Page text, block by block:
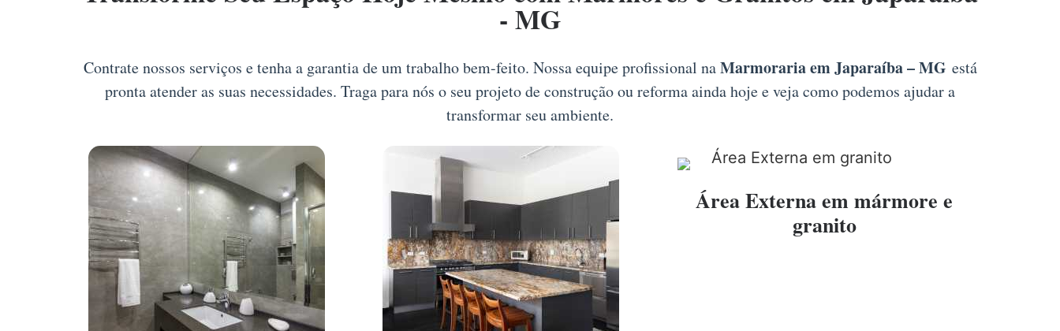
- MG
Contrate nossos serviços e tenha a garantia de um trabalho bem-feito. Nossa equipe profissional naMarmoraria em Japaraíba – MG está
pronta atender as suas necessidades. Traga para nós o seu projeto de construção ou reforma ainda hoje e veja como podemos ajudar a
transformar seu ambiente.
Área Externa em mármore e
granito